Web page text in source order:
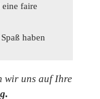
faire
haben
wir uns auf Ihre